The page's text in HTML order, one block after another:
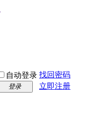
自动登录 找回密码
登录
立即注册